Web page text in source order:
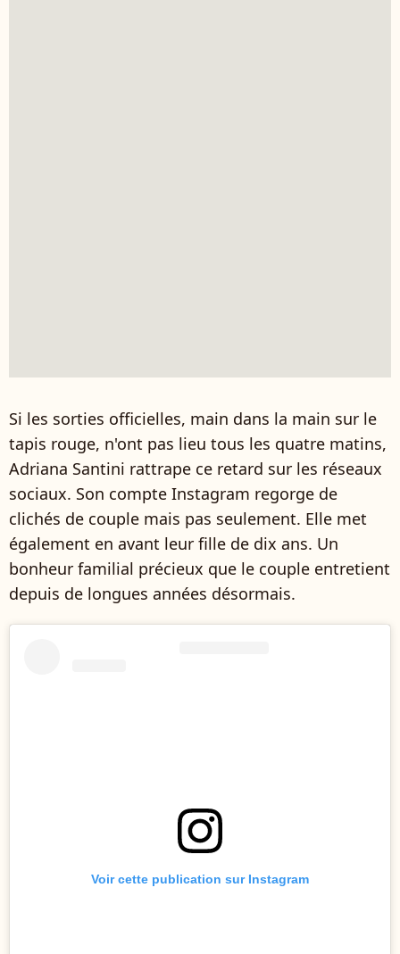
Si les sorties officielles, main dans la main sur le
tapis rouge, n'ont pas lieu tous les quatre matins,
Adriana Santini rattrape ce retard sur les réseaux
sociaux. Son compte Instagram regorge de
clichés de couple mais pas seulement. Elle met
également en avant leur fille de dix ans. Un
bonheur familial précieux que le couple entretient
depuis de longues années désormais.
Voir cette publication sur Instagram